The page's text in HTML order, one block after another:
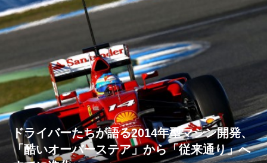
ドライバーたちが語る2014年型マシン開発、
「酷いオーバーステア」から「従来通り」へ